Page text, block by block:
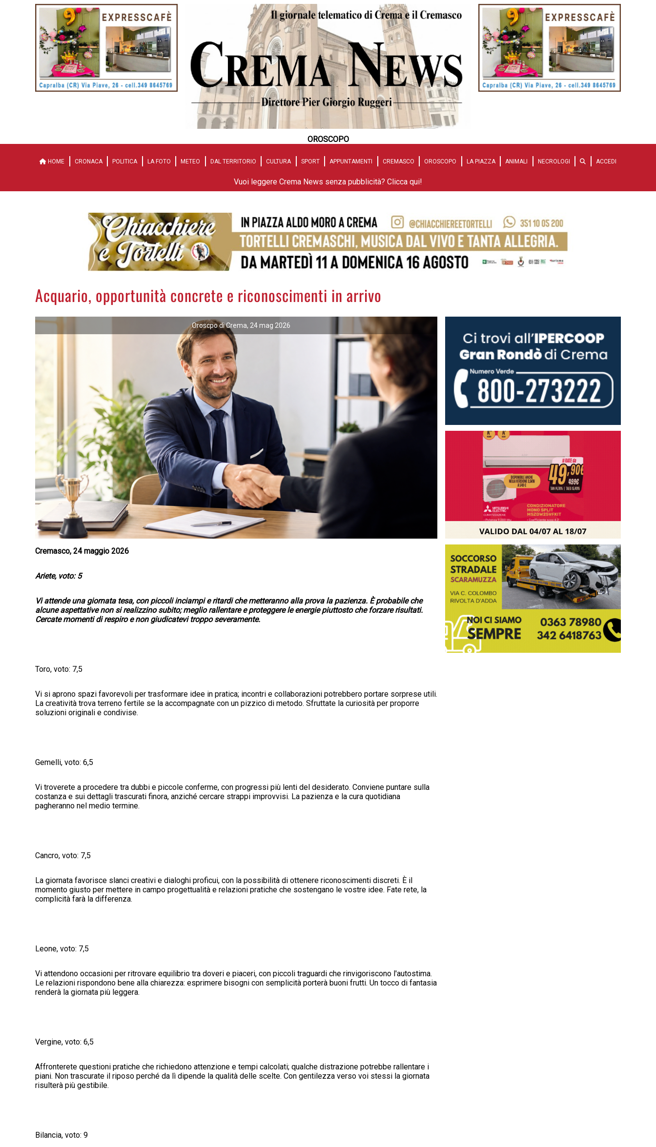
OROSCOPO
HOME CRONACA POLITICA LA FOTO METEO DAL TERRITORIO CULTURA SPORT APPUNTAMENTI CREMASCO OROSCOPO LA PIAZZA ANIMALI NECROLOGI ACCEDI
Vuoi leggere Crema News senza pubblicità? Clicca qui!
Acquario, opportunità concrete e riconoscimenti in arrivo
Oroscpo di Crema, 24 mag 2026
Cremasco, 24 maggio 2026
Ariete, voto: 5
Vi attende una giornata tesa, con piccoli inciampi e ritardi che metteranno alla prova la pazienza. È probabile che
alcune aspettative non si realizzino subito; meglio rallentare e proteggere le energie piuttosto che forzare risultati.
Cercate momenti di respiro e non giudicatevi troppo severamente.
Toro, voto: 7,5
Vi si aprono spazi favorevoli per trasformare idee in pratica; incontri e collaborazioni potrebbero portare sorprese utili.
La creatività trova terreno fertile se la accompagnate con un pizzico di metodo. Sfruttate la curiosità per proporre
soluzioni originali e condivise.
Gemelli, voto: 6,5
Vi troverete a procedere tra dubbi e piccole conferme, con progressi più lenti del desiderato. Conviene puntare sulla
costanza e sui dettagli trascurati finora, anziché cercare strappi improvvisi. La pazienza e la cura quotidiana
pagheranno nel medio termine.
Cancro, voto: 7,5
La giornata favorisce slanci creativi e dialoghi proficui, con la possibilità di ottenere riconoscimenti discreti. È il
momento giusto per mettere in campo progettualità e relazioni pratiche che sostengano le vostre idee. Fate rete, la
complicità farà la differenza.
Leone, voto: 7,5
Vi attendono occasioni per ritrovare equilibrio tra doveri e piaceri, con piccoli traguardi che rinvigoriscono l'autostima.
Le relazioni rispondono bene alla chiarezza: esprimere bisogni con semplicità porterà buoni frutti. Un tocco di fantasia
renderà la giornata più leggera.
Vergine, voto: 6,5
Affronterete questioni pratiche che richiedono attenzione e tempi calcolati; qualche distrazione potrebbe rallentare i
piani. Non trascurate il riposo perché da lì dipende la qualità delle scelte. Con gentilezza verso voi stessi la giornata
risulterà più gestibile.
Bilancia, voto: 9